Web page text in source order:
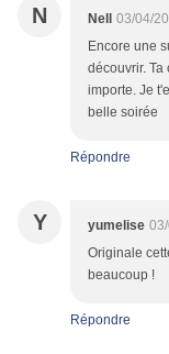
N Nell
03/04/
Encore une
découvrir. Ta
importe. Je
belle soirée
Répondre
Y yumelise
Originale
beaucoup !
Répondre